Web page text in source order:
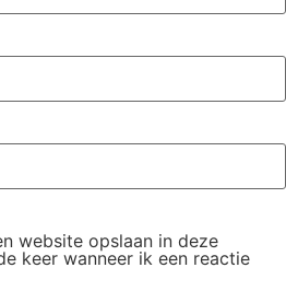
website opslaan in deze
keer wanneer ik een reactie